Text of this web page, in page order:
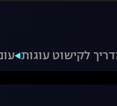
לקישוט עוגות